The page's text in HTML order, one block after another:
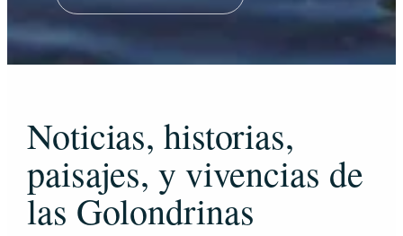
Noticias, historias,
paisajes, y vivencias de
las Golondrinas